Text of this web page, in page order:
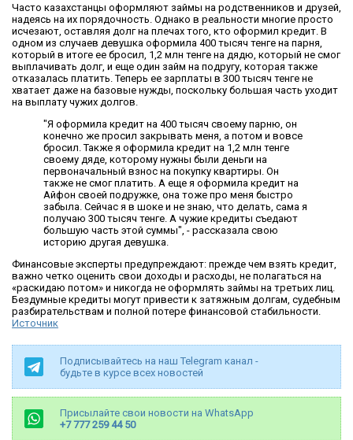
Часто казахстанцы оформляют займы на родственников и друзей,
надеясь на их порядочность. Однако в реальности многие просто
исчезают, оставляя долг на плечах того, кто оформил кредит. В
одном из случаев девушка оформила 400 тысяч тенге на парня,
который в итоге ее бросил, 1,2 млн тенге на дядю, который не смог
выплачивать долг, и еще один займ на подругу, которая также
отказалась платить. Теперь ее зарплаты в 300 тысяч тенге не
хватает даже на базовые нужды, поскольку большая часть уходит
на выплату чужих долгов.
"Я оформила кредит на 400 тысяч своему парню, он
конечно же просил закрывать меня, а потом и вовсе
бросил. Также я оформила кредит на 1,2 млн тенге
своему дяде, которому нужны были деньги на
первоначальный взнос на покупку квартиры. Он
также не смог платить. А еще я оформила кредит на
Айфон своей подружке, она тоже про меня быстро
забыла. Сейчас я в шоке и не знаю, что делать, сама я
получаю 300 тысяч тенге. А чужие кредиты съедают
большую часть этой суммы", - рассказала свою
историю другая девушка.
Финансовые эксперты предупреждают: прежде чем взять кредит,
важно четко оценить свои доходы и расходы, не полагаться на
«раскидаю потом» и никогда не оформлять займы на третьих лиц.
Бездумные кредиты могут привести к затяжным долгам, судебным
разбирательствам и полной потере финансовой стабильности.
Источник
Подписывайтесь на наш Telegram канал -
будьте в курсе всех новостей
Присылайте свои новости на WhatsApp
+7 777 259 44 50